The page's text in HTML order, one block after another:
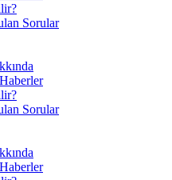
Sorular
Sorular